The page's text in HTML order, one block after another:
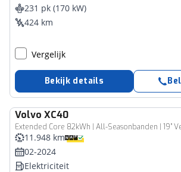
231 pk (170 kW)
424 km
Vergelijk
Bekijk details
Volvo XC40
Extended Core 82kWh | All-Seasonbanden | 19”
11.948 km
02-2024
Elektriciteit